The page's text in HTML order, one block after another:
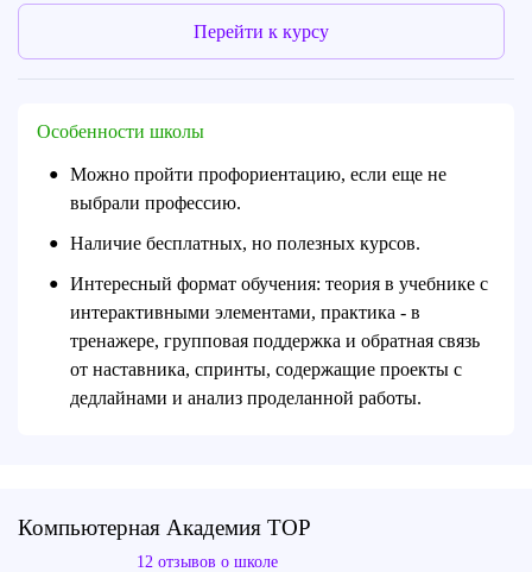
Перейти к курсу
Особенности школы
●
Можно пройти профориентацию, если еще не
выбрали профессию.
● Наличие бесплатных, но полезных курсов.
●
Интересный формат обучения: теория в учебнике с
интерактивными элементами, практика - в
тренажере, групповая поддержка и обратная связь
от наставника, спринты, содержащие проекты с
дедлайнами и анализ проделанной работы.
Компьютерная Академия TOP
12 отзывов о школе